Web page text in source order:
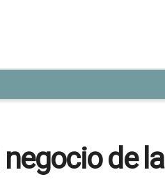
de la